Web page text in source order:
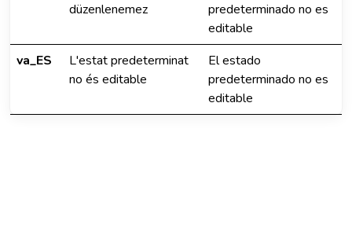
düzenlenemez
predeterminado no es
editable
va_ES
L'estat predeterminat
no és editable
El estado
predeterminado no es
editable